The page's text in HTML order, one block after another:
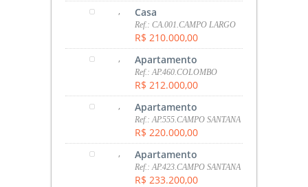
, Casa
Ref.: CA.001.CAMPO LARGO
R$ 210.000,00
, Apartamento
Ref.: AP.460.COLOMBO
R$ 212.000,00
, Apartamento
Ref.: AP.555.CAMPO SANTANA
R$ 220.000,00
, Apartamento
Ref.: AP.423.CAMPO SANTANA
R$ 233.200,00